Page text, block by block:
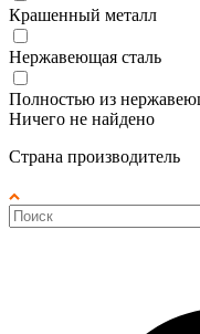
Крашенный металл
Нержавеющая сталь
Полностью из
Ничего не найдено
Страна производитель